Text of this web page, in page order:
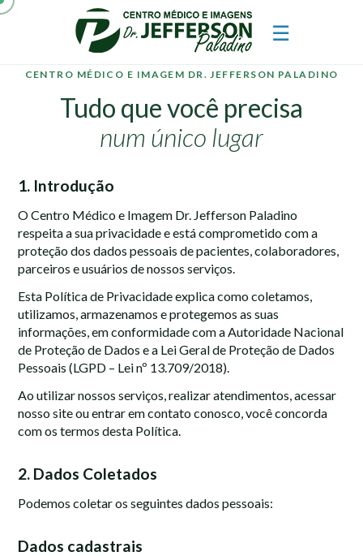
☰
CENTRO MÉDICO E IMAGEM DR. JEFFERSON PALADINO
Tudo que você precisa
num único lugar
1. Introdução
O Centro Médico e Imagem Dr. Jefferson Paladino
respeita a sua privacidade e está comprometido com a
proteção dos dados pessoais de pacientes, colaboradores,
parceiros e usuários de nossos serviços.
Esta Política de Privacidade explica como coletamos,
utilizamos, armazenamos e protegemos as suas
informações, em conformidade com a Autoridade Nacional
de Proteção de Dados e a Lei Geral de Proteção de Dados
Pessoais (LGPD – Lei nº 13.709/2018).
Ao utilizar nossos serviços, realizar atendimentos, acessar
nosso site ou entrar em contato conosco, você concorda
com os termos desta Política.
2. Dados Coletados
Podemos coletar os seguintes dados pessoais:
Dados cadastrais